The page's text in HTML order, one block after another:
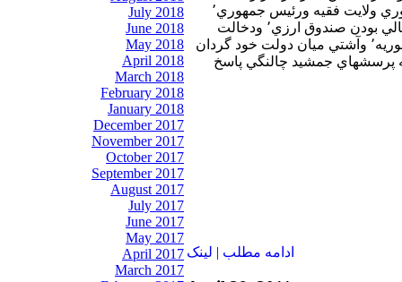
July 2018
June 2018
May 2018
April 2018
March 2018
February 2018
January 2018
December 2017
November 2017
October 2017
September 2017
August 2017
July 2017
June 2017
May 2017
April 2017
March 2017
اختلافات ميان رهبر جمهوري ولايت فقيه ورئيس جمهوري٬
اوضاع اقتصادي وخيم وخالي بودن صندوق ارزي٬ ودخالت
رژيم حاكم بر تهران در سوريه٬ وآشتي ميان دولت خود گردان
وحماس٬ و... به پرسشهاي جمشيد چالنگي پاسخ
ادامه مطلب | لينک